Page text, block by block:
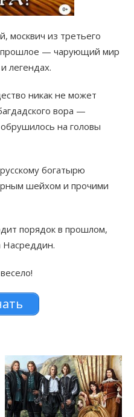
москвич из третьего
прошлое — чарующий мир
легендах.
никак не может
вора —
на головы
богатырю
шейхом и прочими
порядок в прошлом,